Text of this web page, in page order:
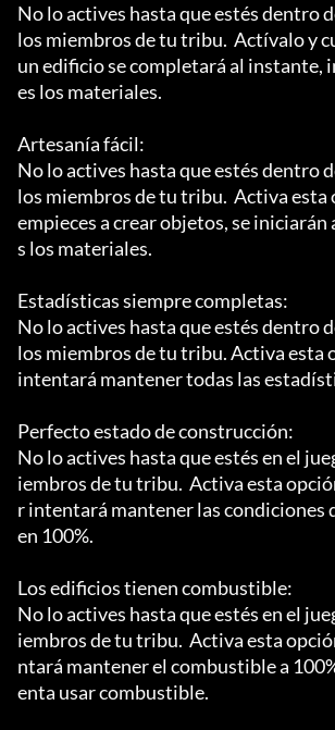
No lo actives hasta que estés dentro
los miembros de tu tribu.  Actívalo y
un edificio se completará al instante,
es los materiales.
Artesanía fácil:
No lo actives hasta que estés dentro
los miembros de tu tribu.  Activa esta
empieces a crear objetos, se iniciarán
s los materiales.
Estadísticas siempre completas:
No lo actives hasta que estés dentro
los miembros de tu tribu. Activa esta
intentará mantener todas las
Perfecto estado de construcción:
No lo actives hasta que estés en el
iembros de tu tribu.  Activa esta
r intentará mantener las condiciones
en 100%.
Los edificios tienen combustible:
No lo actives hasta que estés en el
iembros de tu tribu.  Activa esta
ntará mantener el combustible a
enta usar combustible.